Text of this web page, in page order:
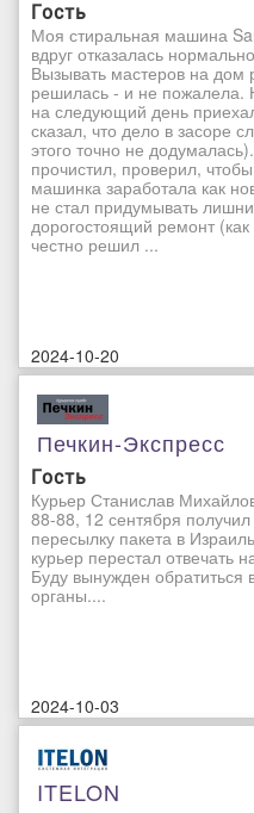
Гость
Моя стиральная машина
вдруг отказалась
Вызывать мастеров на дом
решилась - и не пожалела.
на следующий день
сказал, что дело в засоре
этого точно не
прочистил, проверил,
машинка заработала как
не стал придумывать
дорогостоящий ремонт
честно решил ...
2024-10-20
Печкин-Экспресс
Гость
Курьер Станислав
88-88, 12 сентября
пересылку пакета в
курьер перестал отвечать
Буду вынужден обратиться
органы....
2024-10-03
ITELON